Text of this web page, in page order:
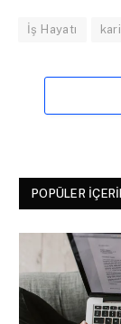
İş Hayatı
POPÜLER